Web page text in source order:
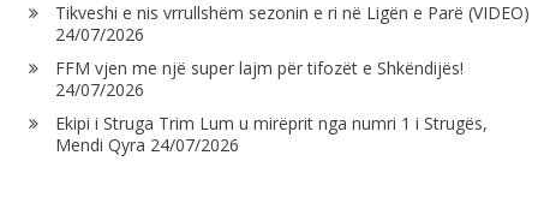
Tikveshi e nis vrrullshëm sezonin e ri në Ligën e Parë (VIDEO)
24/07/2026
FFM vjen me një super lajm për tifozët e Shkëndijës!
24/07/2026
Ekipi i Struga Trim Lum u mirëprit nga numri 1 i Strugës,
Mendi Qyra 24/07/2026